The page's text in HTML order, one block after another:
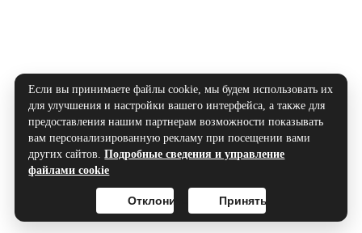
Если вы принимаете файлы cookie, мы будем использовать их
для улучшения и настройки вашего интерфейса, а также для
предоставления нашим партнерам возможности показывать
вам персонализированную рекламу при посещении вами
других сайтов.Подробные сведения и управление
файлами cookie
Принять
Отклонить